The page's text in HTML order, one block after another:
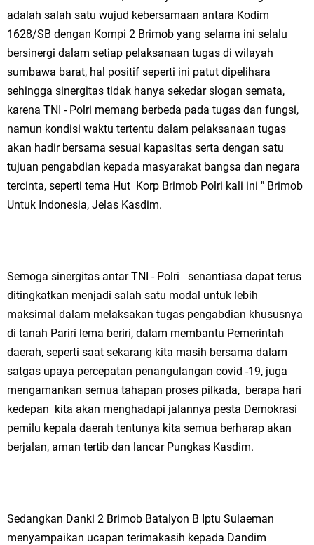
adalah salah satu wujud kebersamaan antara Kodim
1628/SB dengan Kompi 2 Brimob yang selama ini selalu
bersinergi dalam setiap pelaksanaan tugas di wilayah
sumbawa barat, hal positif seperti ini patut dipelihara
sehingga sinergitas tidak hanya sekedar slogan semata,
karena TNI - Polri memang berbeda pada tugas dan fungsi,
namun kondisi waktu tertentu dalam pelaksanaan tugas
akan hadir bersama sesuai kapasitas serta dengan satu
tujuan pengabdian kepada masyarakat bangsa dan negara
tercinta, seperti tema Hut Korp Brimob Polri kali ini " Brimob
Untuk Indonesia, Jelas Kasdim.
Semoga sinergitas antar TNI - Polri senantiasa dapat terus
ditingkatkan menjadi salah satu modal untuk lebih
maksimal dalam melaksakan tugas pengabdian khususnya
di tanah Pariri lema beriri, dalam membantu Pemerintah
daerah, seperti saat sekarang kita masih bersama dalam
satgas upaya percepatan penangulangan covid -19, juga
mengamankan semua tahapan proses pilkada, berapa hari
kedepan kita akan menghadapi jalannya pesta Demokrasi
pemilu kepala daerah tentunya kita semua berharap akan
berjalan, aman tertib dan lancar Pungkas Kasdim.
Sedangkan Danki 2 Brimob Batalyon B Iptu Sulaeman
menyampaikan ucapan terimakasih kepada Dandim